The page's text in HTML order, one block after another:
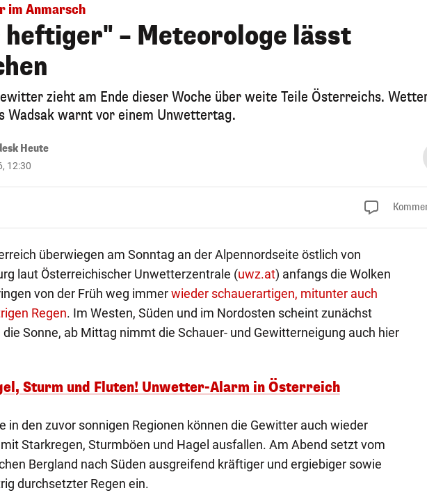
im Anmarsch
– Meteorologe lässt
zieht am Ende dieser Woche über weite Teile Österreichs.
Wadsak warnt vor einem Unwettertag.
Heute
12:30
überwiegen am Sonntag an der Alpennordseite östlich von
laut Österreichischer Unwetterzentrale (uwz.at) anfangs die Wolken
von der Früh weg immerwieder schauerartigen, mitunter auch
Regen. Im Westen, Süden und im Nordosten scheint zunächst
die Sonne, ab Mittag nimmt die Schauer- und Gewitterneigung auch hier
Sturm und Fluten! Unwetter-Alarm in Österreich
in den zuvor sonnigen Regionen können die Gewitter auch wieder
Starkregen, Sturmböen und Hagel ausfallen. Am Abend setzt vom
Bergland nach Süden ausgreifend kräftiger und ergiebiger sowie
durchsetzter Regen ein.